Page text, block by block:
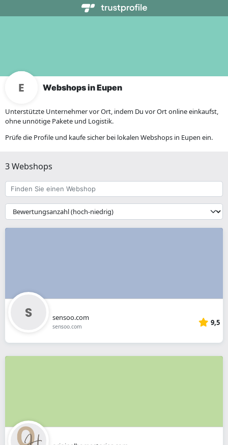
Webshops in Eupen
Unterstützte Unternehmer vor Ort, indem Du vor Ort online einkaufst,
ohne unnötige Pakete und Logistik.
Prüfe die Profile und kaufe sicher bei lokalen Webshops in Eupen ein.
3 Webshops
Finden
Sie
einen
Webshop
{{
__('Sort')
}}
sensoo.com
sensoo.com 9,5